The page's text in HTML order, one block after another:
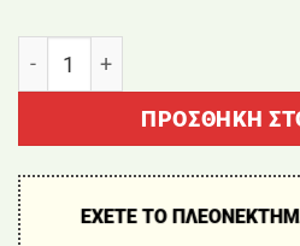
ΠΡΟΣΘΉΚΗ
ΕΧΕΤΕ ΤΟ